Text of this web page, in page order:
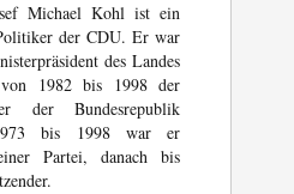
Michael Kohl ist ein
der CDU. Er war
des Landes
1982 bis 1998 der
der Bundesrepublik
bis 1998 war er
Partei, danach bis